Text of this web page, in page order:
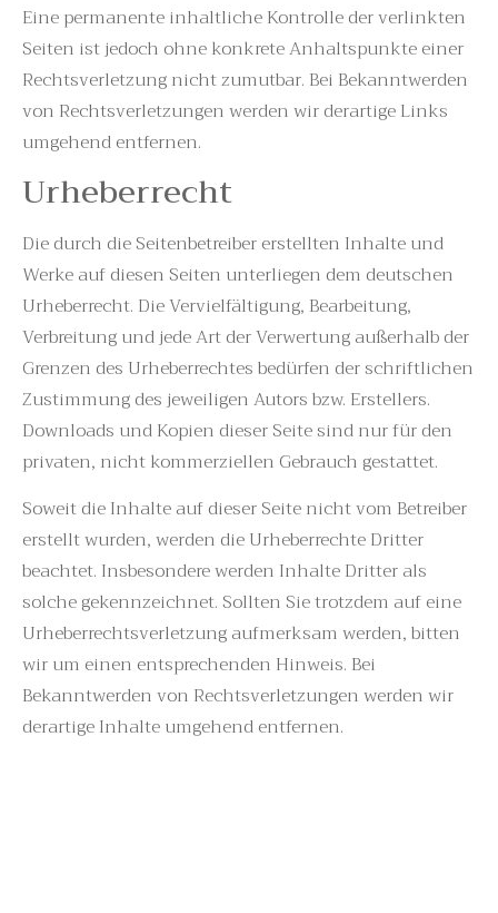
Eine permanente inhaltliche Kontrolle der verlinkten
Seiten ist jedoch ohne konkrete Anhaltspunkte einer
Rechtsverletzung nicht zumutbar. Bei Bekanntwerden
von Rechtsverletzungen werden wir derartige Links
umgehend entfernen.
Urheberrecht
Die durch die Seitenbetreiber erstellten Inhalte und
Werke auf diesen Seiten unterliegen dem deutschen
Urheberrecht. Die Vervielfältigung, Bearbeitung,
Verbreitung und jede Art der Verwertung außerhalb der
Grenzen des Urheberrechtes bedürfen der schriftlichen
Zustimmung des jeweiligen Autors bzw. Erstellers.
Downloads und Kopien dieser Seite sind nur für den
privaten, nicht kommerziellen Gebrauch gestattet.
Soweit die Inhalte auf dieser Seite nicht vom Betreiber
erstellt wurden, werden die Urheberrechte Dritter
beachtet. Insbesondere werden Inhalte Dritter als
solche gekennzeichnet. Sollten Sie trotzdem auf eine
Urheberrechtsverletzung aufmerksam werden, bitten
wir um einen entsprechenden Hinweis. Bei
Bekanntwerden von Rechtsverletzungen werden wir
derartige Inhalte umgehend entfernen.